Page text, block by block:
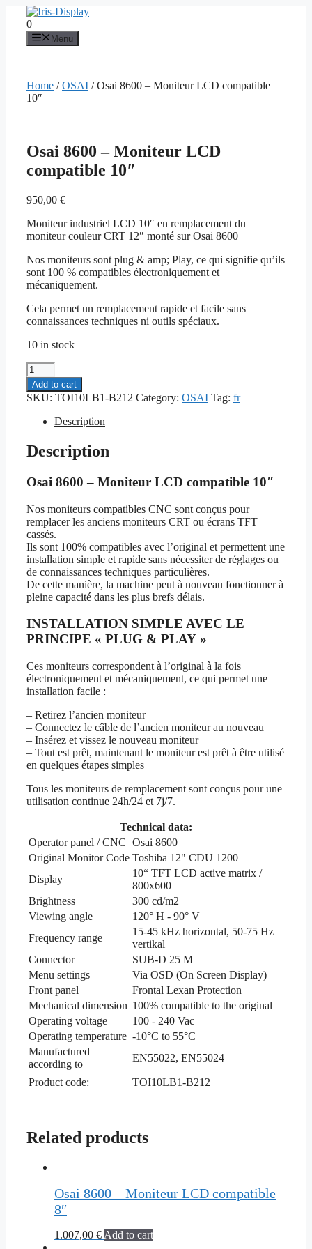
contenu
0
Menu
Home /OSAI / Osai 8600 – Moniteur LCD compatible
10″
Osai 8600 – Moniteur LCD
compatible 10″
950,00 €
Moniteur industriel LCD 10″ en remplacement du
moniteur couleur CRT 12″ monté sur Osai 8600
Nos moniteurs sont plug & amp; Play, ce qui signifie qu’ils
sont 100 % compatibles électroniquement et
mécaniquement.
Cela permet un remplacement rapide et facile sans
connaissances techniques ni outils spéciaux.
10 in stock
Osai
8600
-
Moniteur
LCD
compatible
10"
quantity
Add to cart
SKU: TOI10LB1-B212 Category: OSAI Tag: fr
Description
Description
Osai 8600 – Moniteur LCD compatible 10″
Nos moniteurs compatibles CNC sont conçus pour
remplacer les anciens moniteurs CRT ou écrans TFT
cassés.
Ils sont 100% compatibles avec l’original et permettent une
installation simple et rapide sans nécessiter de réglages ou
de connaissances techniques particulières.
De cette manière, la machine peut à nouveau fonctionner à
pleine capacité dans les plus brefs délais.
INSTALLATION SIMPLE AVEC LE
PRINCIPE « PLUG & PLAY »
Ces moniteurs correspondent à l’original à la fois
électroniquement et mécaniquement, ce qui permet une
installation facile :
– Retirez l’ancien moniteur
– Connectez le câble de l’ancien moniteur au nouveau
– Insérez et vissez le nouveau moniteur
– Tout est prêt, maintenant le moniteur est prêt à être utilisé
en quelques étapes simples
Tous les moniteurs de remplacement sont conçus pour une
utilisation continue 24h/24 et 7j/7.
Technical data:
Operator panel / CNC Osai 8600
Original Monitor Code Toshiba 12" CDU 1200
Display
10“ TFT LCD active matrix /
800x600
Brightness
300 cd/m2
Viewing angle
120° H - 90° V
Frequency range
15-45 kHz horizontal, 50-75 Hz
vertikal
Connector
SUB-D 25 M
Menu settings
Via OSD (On Screen Display)
Front panel
Frontal Lexan Protection
Mechanical dimension 100% compatible to the original
Operating voltage
100 - 240 Vac
Operating temperature -10°C to 55°C
Manufactured
according to
EN55022, EN55024
Product code: TOI10LB1-B212
Related products
Osai 8600 – Moniteur LCD compatible
8″
1.007,00 € Add to cart